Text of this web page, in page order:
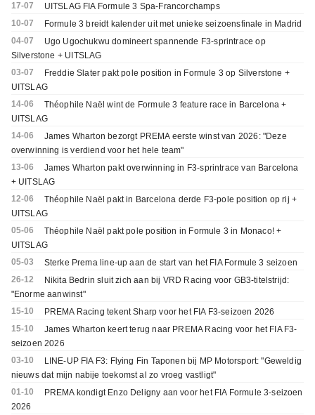
17-07
UITSLAG FIA Formule 3 Spa-Francorchamps
10-07
Formule 3 breidt kalender uit met unieke seizoensfinale in Madrid
04-07
Ugo Ugochukwu domineert spannende F3-sprintrace op
Silverstone + UITSLAG
03-07
Freddie Slater pakt pole position in Formule 3 op Silverstone +
UITSLAG
14-06
Théophile Naël wint de Formule 3 feature race in Barcelona +
UITSLAG
14-06
James Wharton bezorgt PREMA eerste winst van 2026: "Deze
overwinning is verdiend voor het hele team"
13-06
James Wharton pakt overwinning in F3-sprintrace van Barcelona
+ UITSLAG
12-06
Théophile Naël pakt in Barcelona derde F3-pole position op rij +
UITSLAG
05-06
Théophile Naël pakt pole position in Formule 3 in Monaco! +
UITSLAG
05-03
Sterke Prema line-up aan de start van het FIA Formule 3 seizoen
26-12
Nikita Bedrin sluit zich aan bij VRD Racing voor GB3-titelstrijd:
"Enorme aanwinst"
15-10
PREMA Racing tekent Sharp voor het FIA F3-seizoen 2026
15-10
James Wharton keert terug naar PREMA Racing voor het FIA F3-
seizoen 2026
03-10
LINE-UP FIA F3: Flying Fin Taponen bij MP Motorsport: "Geweldig
nieuws dat mijn nabije toekomst al zo vroeg vastligt"
01-10
PREMA kondigt Enzo Deligny aan voor het FIA Formule 3-seizoen
2026